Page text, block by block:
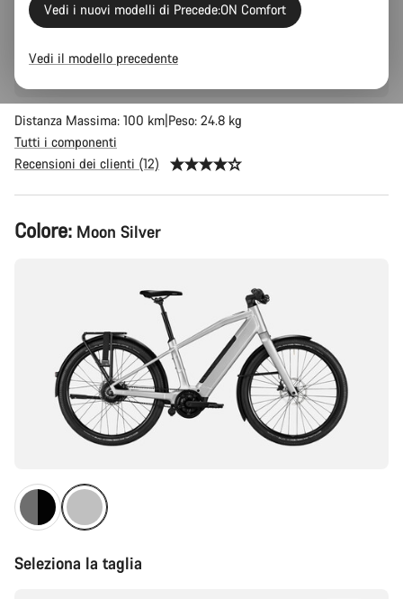
spostamenti in città e per ridurre l'inquinamento nell’aria: la
Distanza Massima: 100 km Peso: 24.8 kg
Tutti i componenti
Recensioni dei clienti (12)
Configurazione
del
Colore: Moon Silver
Seleziona la taglia
Vedi i nuovi modelli di Precede:ON Comfort
Vedi il modello precedente